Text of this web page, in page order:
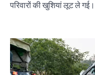
परिवारों की खुशियां लूट ले